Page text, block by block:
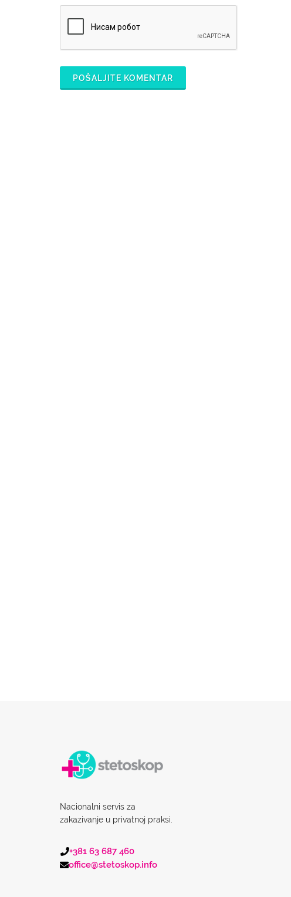
POŠALJITE KOMENTAR
Nacionalni servis za
zakazivanje u privatnoj praksi.
+381 63 687 460
office@stetoskop.info